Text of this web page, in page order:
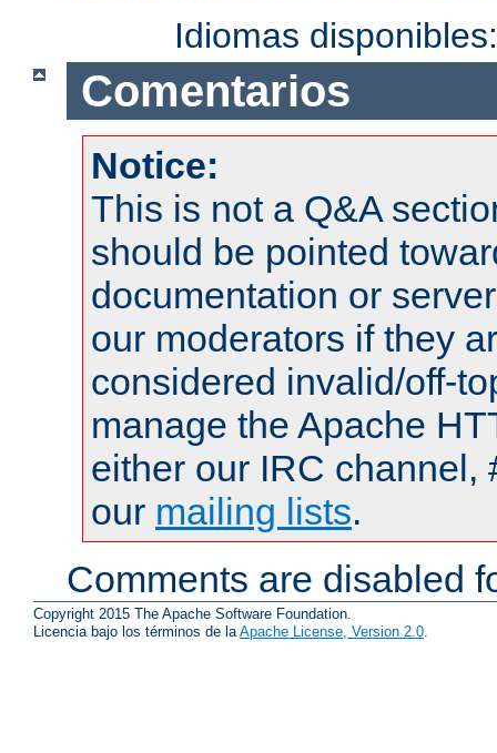
Idiomas
Comentarios
Notice:
This is not a Q&A
should be pointed
documentation or
our moderators if they
considered invalid/off-
manage the Apache
either our IRC channel,
our mailing lists.
Comments are disabled
Copyright 2015 The Apache Software Foundation.
Licencia bajo los términos de laApache License, Version 2.0.